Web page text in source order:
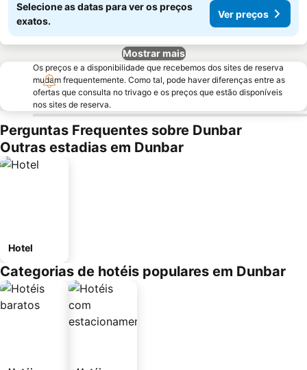
Selecione as datas para ver os preços
exatos.
Ver preços
Mostrar mais
Os preços e a disponibilidade que recebemos dos sites de reserva
mudam frequentemente. Como tal, pode haver diferenças entre as
ofertas que consulta no trivago e os preços que estão disponíveis
nos sites de reserva.
Perguntas Frequentes sobre Dunbar
Outras estadias em Dunbar
Hotel
Categorias de hotéis populares em Dunbar